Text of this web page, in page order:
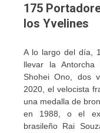
175
los Yvelines
A lo largo del día,
llevar la Antorcha
Shohei Ono, dos
2020, el velocista
una medalla de
en 1988, o el ex
brasileño Rai